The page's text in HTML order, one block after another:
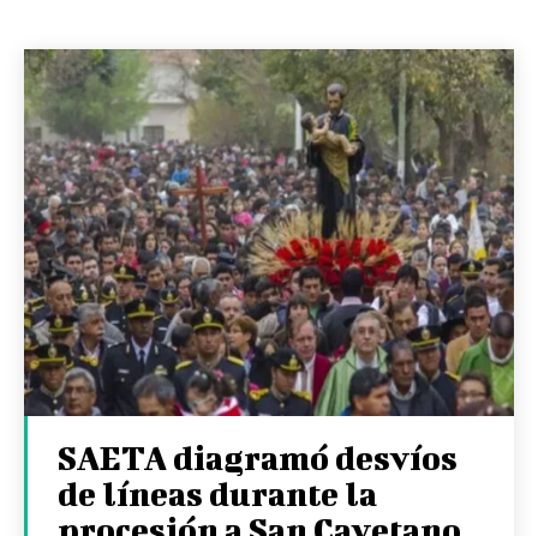
SAETA diagramó desvíos
de líneas durante la